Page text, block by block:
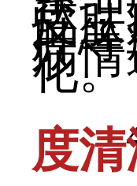
皮肤
肿
病
化。
4
度